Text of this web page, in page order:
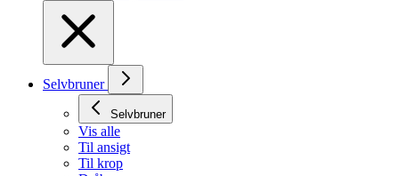
Selvbruner
Selvbruner
Vis alle
Til ansigt
Til krop